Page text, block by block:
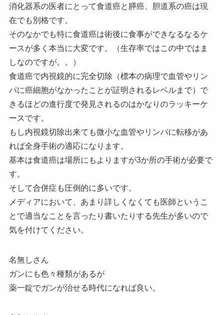
消化器系の医者にとって食道癌と膵癌、胆道系の癌は現
在でも別格です。
そのなかでも特に食道癌は術後に食事ができなるなるケ
ースが多く本当に大変です。（生存率ではこの中ではま
しなのですが。。）
食道癌で内視鏡的に完全切除（標本の病理で血管やリン
パに癌細胞がなかったことが証明されるレベルまで）で
きるほどの進行度で発見されるのはかなりのラッキーケ
ースです。
もし内視鏡切除出来ても微小な血管やリンパに転移があ
れば全身手術の適応になります。
基本は食道癌は場所にもよりますが3か所の手術が必要で
す。
そして合併症も圧倒的に多いです。
メディアにおいて、あまり詳しくなくても医師というこ
とで適当なことを言ったり書いたりする先生が多いので
気を付けてください。
名無しさん
ガンにも色々種類があるが
薬一錠でガンが治せる時代になれば良い。